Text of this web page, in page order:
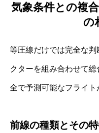
気象条件との複
の
等圧線だけでは完全な
クターを組み合わせて
全で予測可能なフライト
前線の種類とその